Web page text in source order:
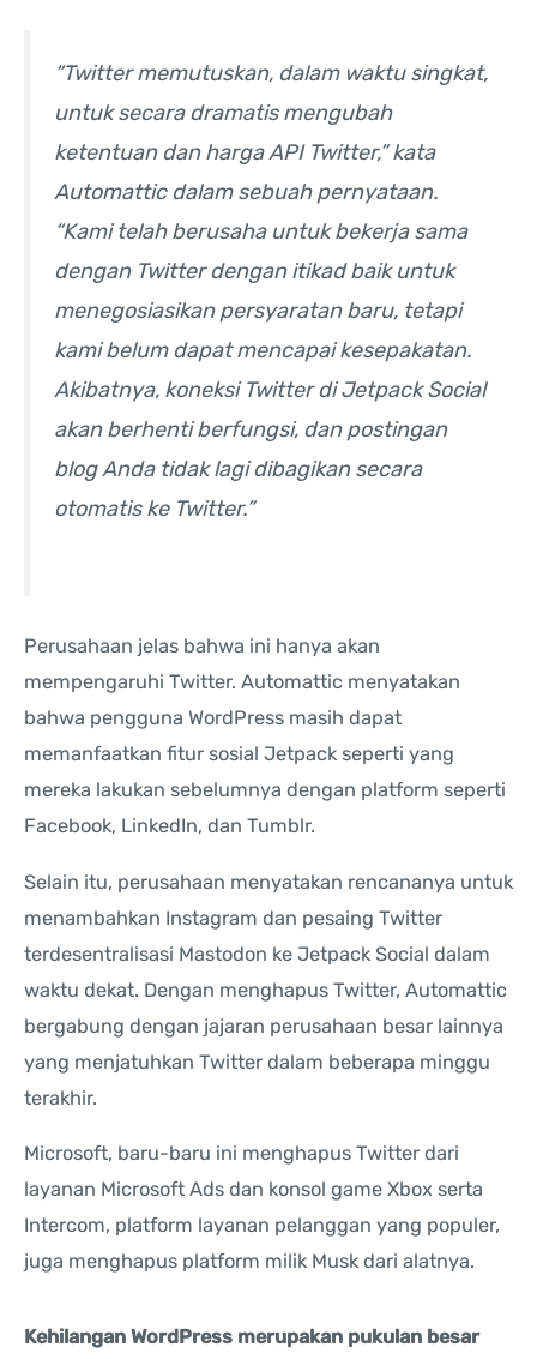
“Twitter memutuskan, dalam waktu singkat,
untuk secara dramatis mengubah
ketentuan dan harga API Twitter,” kata
Automattic dalam sebuah pernyataan.
“Kami telah berusaha untuk bekerja sama
dengan Twitter dengan itikad baik untuk
menegosiasikan persyaratan baru, tetapi
kami belum dapat mencapai kesepakatan.
Akibatnya, koneksi Twitter di Jetpack Social
akan berhenti berfungsi, dan postingan
blog Anda tidak lagi dibagikan secara
otomatis ke Twitter.”
Perusahaan jelas bahwa ini hanya akan
mempengaruhi Twitter. Automattic menyatakan
bahwa pengguna WordPress masih dapat
memanfaatkan fitur sosial Jetpack seperti yang
mereka lakukan sebelumnya dengan platform seperti
Facebook, LinkedIn, dan Tumblr.
Selain itu, perusahaan menyatakan rencananya untuk
menambahkan Instagram dan pesaing Twitter
terdesentralisasi Mastodon ke Jetpack Social dalam
waktu dekat. Dengan menghapus Twitter, Automattic
bergabung dengan jajaran perusahaan besar lainnya
yang menjatuhkan Twitter dalam beberapa minggu
terakhir.
Microsoft, baru-baru ini menghapus Twitter dari
layanan Microsoft Ads dan konsol game Xbox serta
Intercom, platform layanan pelanggan yang populer,
juga menghapus platform milik Musk dari alatnya.
Kehilangan WordPress merupakan pukulan besar